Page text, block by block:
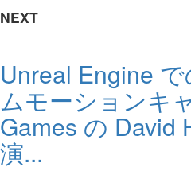
NEXT
Unreal Engine
ムモーションキ
Games の David
演...